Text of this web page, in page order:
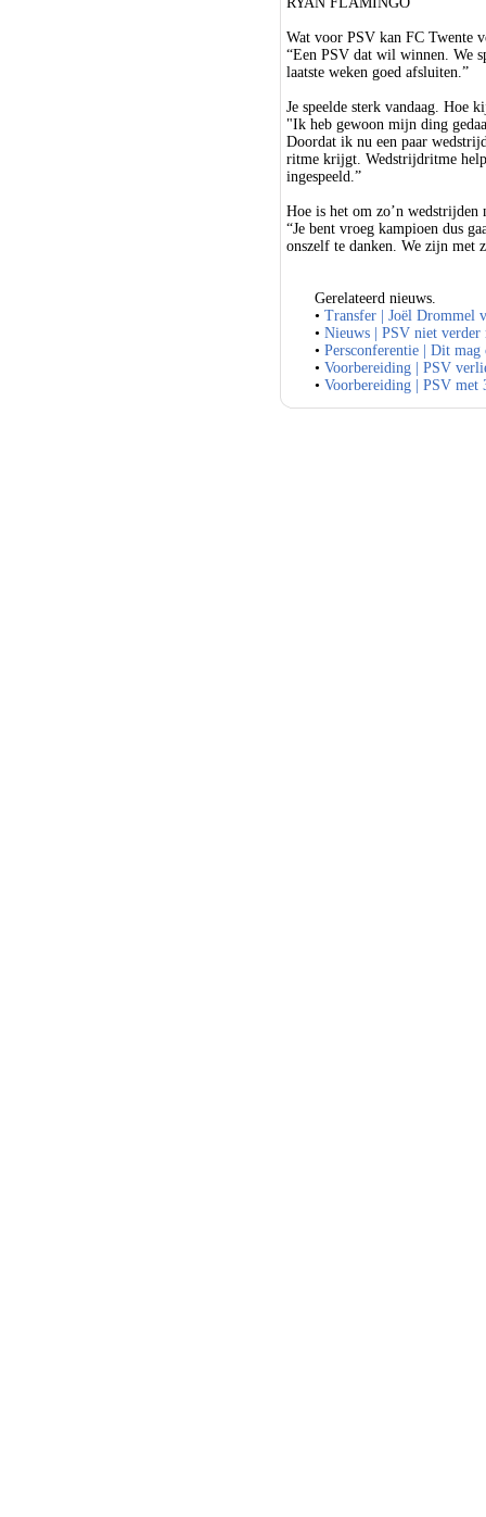
Wat voor PSV kan FC Twente
“Een PSV dat wil winnen. We
laatste weken goed afsluiten.”
Je speelde sterk vandaag. Hoe
"Ik heb gewoon mijn ding
Doordat ik nu een paar
ritme krijgt. Wedstrijdritme
ingespeeld.”
Hoe is het om zo’n wedstrijden
“Je bent vroeg kampioen dus
onszelf te danken. We zijn met
Gerelateerd nieuws.
• Transfer | Joël Drommel
• Nieuws | PSV niet verder
• Persconferentie | Dit mag
• Voorbereiding | PSV
• Voorbereiding | PSV met